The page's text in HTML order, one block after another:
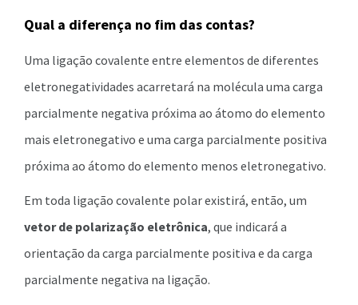
Qual a diferença no fim das contas?
Uma ligação covalente entre elementos de diferentes
eletronegatividades acarretará na molécula uma carga
parcialmente negativa próxima ao átomo do elemento
mais eletronegativo e uma carga parcialmente positiva
próxima ao átomo do elemento menos eletronegativo.
Em toda ligação covalente polar existirá, então, um
vetor de polarização eletrônica, que indicará a
orientação da carga parcialmente positiva e da carga
parcialmente negativa na ligação.